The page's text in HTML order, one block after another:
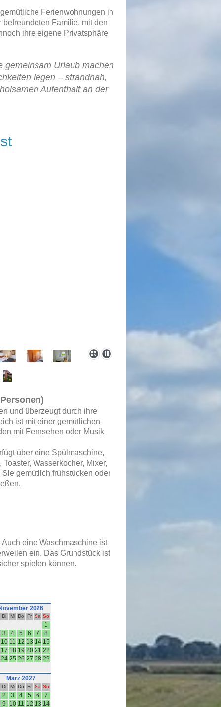
Ferienwohnungen in
Familie, mit den
ihre eigene Privatsphäre
gemeinsam Urlaub machen
legen – strandnah,
Aufenthalt an der
und überzeugt durch ihre
ist mit einer gemütlichen
mit Fernsehen oder Musik
über eine Spülmaschine,
Wasserkocher, Mixer,
gemütlich frühstücken oder
eine Waschmaschine ist
ein. Das Grundstück ist
spielen können.